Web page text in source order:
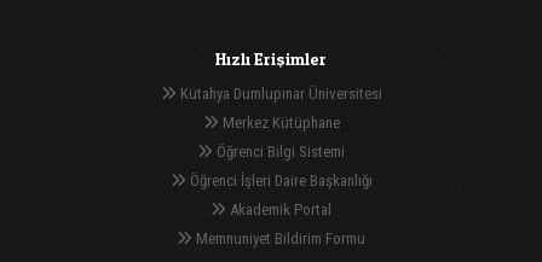
Hızlı Erişimler
Kütahya Dumlupınar Üniversitesi
Merkez Kütüphane
Öğrenci Bilgi Sistemi
Öğrenci İşleri Daire Başkanlığı
Akademik Portal
Memnuniyet Bildirim Formu